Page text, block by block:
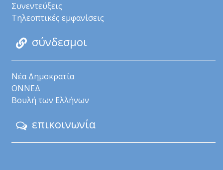
Συνεντεύξεις
Τηλεοπτικές εμφανίσεις
σύνδεσμοι
Νέα Δημοκρατία
ΟΝΝΕΔ
Βουλή των Ελλήνων
επικοινωνία